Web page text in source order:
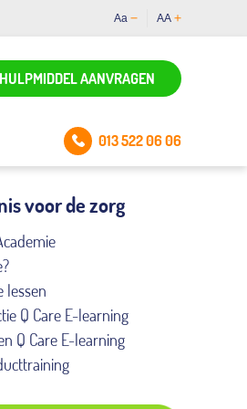
Aa AA
AANVRAGEN
013 522 06 06
voor de zorg
lessen
Q Care E-learning
Q Care E-learning